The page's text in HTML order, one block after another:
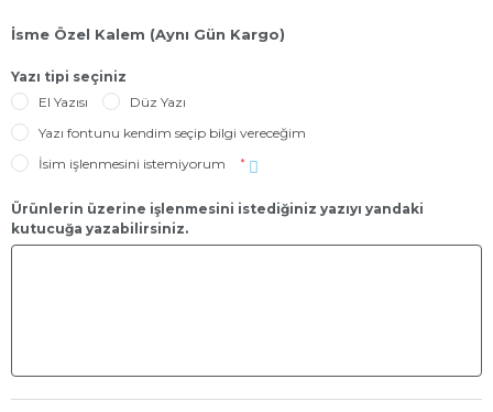
İsme Özel Kalem (Aynı Gün Kargo)
Yazı tipi seçiniz
El Yazısı
Düz Yazı
Yazı fontunu kendim seçip bilgi vereceğim
İsim işlenmesini istemiyorum
*
Ürünlerin üzerine işlenmesini istediğiniz yazıyı yandaki
kutucuğa yazabilirsiniz.